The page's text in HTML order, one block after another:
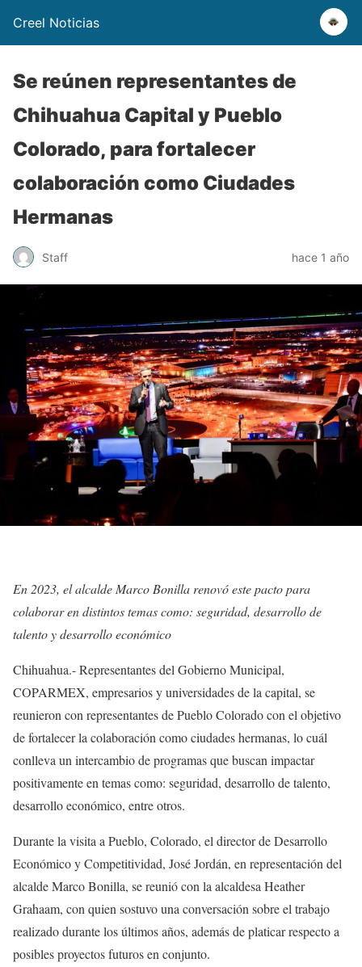
Creel Noticias
Se reúnen representantes de
Chihuahua Capital y Pueblo
Colorado, para fortalecer
colaboración como Ciudades
Hermanas
Staff hace 1 año
En 2023, el alcalde Marco Bonilla renovó este pacto para
colaborar en distintos temas como: seguridad, desarrollo de
talento y desarrollo económico
Chihuahua.- Representantes del Gobierno Municipal,
COPARMEX, empresarios y universidades de la capital, se
reunieron con representantes de Pueblo Colorado con el objetivo
de fortalecer la colaboración como ciudades hermanas, lo cuál
conlleva un intercambio de programas que buscan impactar
positivamente en temas como: seguridad, desarrollo de talento,
desarrollo económico, entre otros.
Durante la visita a Pueblo, Colorado, el director de Desarrollo
Económico y Competitividad, José Jordán, en representación del
alcalde Marco Bonilla, se reunió con la alcaldesa Heather
Grahaam, con quien sostuvo una conversación sobre el trabajo
realizado durante los últimos años, además de platicar respecto a
posibles proyectos futuros en conjunto.